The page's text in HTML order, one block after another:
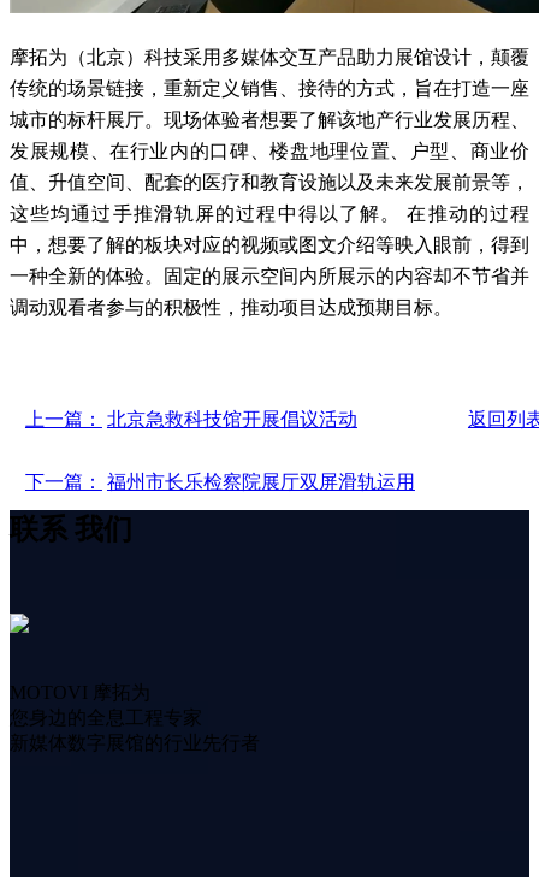
摩拓为（北京）科技采用多媒体交互产品助力展馆设计，颠覆
传统的场景链接，重新定义销售、接待的方式，旨在打造一座
城市的标杆展厅。现场体验者想要了解该地产行业发展历程、
发展规模、在行业内的口碑、楼盘地理位置、户型、商业价
值、升值空间、配套的医疗和教育设施以及未来发展前景等，
这些均通过手推滑轨屏的过程中得以了解。 在推动的过程
中，想要了解的板块对应的视频或图文介绍等映入眼前，得到
一种全新的体验。固定的展示空间内所展示的内容却不节省并
调动观看者参与的积极性，推动项目达成预期目标。
上一篇： 北京急救科技馆开展倡议活动 返回列
下一篇： 福州市长乐检察院展厅双屏滑轨运用
联系 我们
MOTOVI 摩拓为
您身边的全息工程专家
新媒体数字展馆的行业先行者